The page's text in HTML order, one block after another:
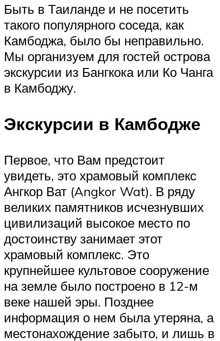
Быть в Таиланде и не посетить
такого популярного соседа, как
Камбоджа, было бы неправильно.
Мы организуем для гостей острова
экскурсии из Бангкока или Ко Чанга
в Камбоджу.
Экскурсии в Камбодже
Первое, что Вам предстоит
увидеть, это храмовый комплекс
Ангкор Ват (Angkor Wat). В ряду
великих памятников исчезнувших
цивилизаций высокое место по
достоинству занимает этот
храмовый комплекс. Это
крупнейшее культовое сооружение
на земле было построено в 12-м
веке нашей эры. Позднее
информация о нем была утеряна, а
местонахождение забыто, и лишь в